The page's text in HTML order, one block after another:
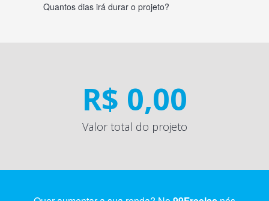
Quantos dias irá durar o projeto?
R$ 0,00
Valor total do projeto